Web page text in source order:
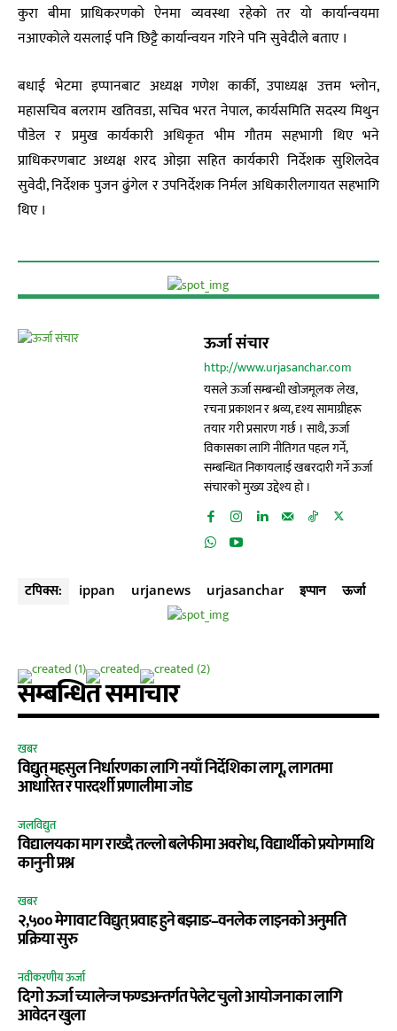
कुरा बीमा प्राधिकरणको ऐनमा व्यवस्था रहेको तर यो कार्यान्वयमा
नआएकोले यसलाई पनि छिट्टै कार्यान्वयन गरिने पनि सुवेदीले बताए ।
बधाई भेटमा इप्पानबाट अध्यक्ष गणेश कार्की, उपाध्यक्ष उत्तम भ्लोन,
महासचिव बलराम खतिवडा, सचिव भरत नेपाल, कार्यसमिति सदस्य मिथुन
पौडेल र प्रमुख कार्यकारी अधिकृत भीम गौतम सहभागी थिए भने
प्राधिकरणबाट अध्यक्ष शरद ओझा सहित कार्यकारी निर्देशक सुशिलदेव
सुवेदी, निर्देशक पुजन ढुंगेल र उपनिर्देशक निर्मल अधिकारीलगायत सहभागि
थिए ।
ऊर्जा संचार
http://www.urjasanchar.com
यसले ऊर्जा सम्बन्धी खोजमूलक लेख,
रचना प्रकाशन र श्रव्य, दृश्य सामाग्रीहरू
तयार गरी प्रसारण गर्छ । साथै, ऊर्जा
विकासका लागि नीतिगत पहल गर्ने,
सम्बन्धित निकायलाई खबरदारी गर्ने ऊर्जा
संचारको मुख्य उद्देश्य हो ।
टपिक्स: ippan urjanews urjasanchar इप्पान ऊर्जा
सम्बन्धित समाचार
खबर
विद्युत् महसुल निर्धारणका लागि नयाँ निर्देशिका लागू, लागतमा
आधारित र पारदर्शी प्रणालीमा जोड
जलविद्युत
विद्यालयका माग राख्दै तल्लो बलेफीमा अवरोध, विद्यार्थीको प्रयोगमाथि
कानुनी प्रश्न
खबर
२,५०० मेगावाट विद्युत् प्रवाह हुने बझाङ–वनलेक लाइनको अनुमति
प्रक्रिया सुरु
नवीकरणीय ऊर्जा
दिगो ऊर्जा च्यालेन्ज फण्डअन्तर्गत पेलेट चुलो आयोजनाका लागि
आवेदन खुला